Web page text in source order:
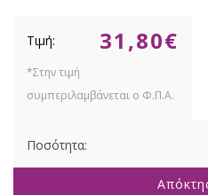
31,80€